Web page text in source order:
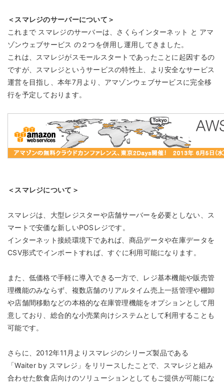
＜スマレジのサーバーについて＞
これまで スマレジのサーバーは、さくらインターネット と アマ
ゾンウェブサービス の２つを併用し運用してきました。
これは、スマレジがスモールスタートであったことに起因するの
ですが、スマレジというサービスの特性上、より安全なサービス
運営を目指し、本年7月より、アマゾンウェブサービスに完全移
行を予定しております。
＜スマレジについて＞
スマレジは、大型レジスターや店舗サーバーを必要としない、ス
マートで安価な新しいPOSレジです。
インターネット接続環境下であれば、商品データや在庫データを
CSV形式でインポートすれば、すぐに利用可能になります。
また、低価格で手軽に導入できる一方で、レジ基本機能や販売管
理機能のみならず、複数店舗のリアルタイム売上一括管理や棚卸
や店舗間移動などの本格的な在庫管理機能をオプションとして用
意しており、総合的な小売業向けシステムとして利用することも
可能です。
さらに、2012年11月よりスマレジのシリーズ製品である
「Waiter by スマレジ」をリリースしたことで、スマレジと組み
合わせた飲食店向けのソリューションとしてもご提供が可能にな